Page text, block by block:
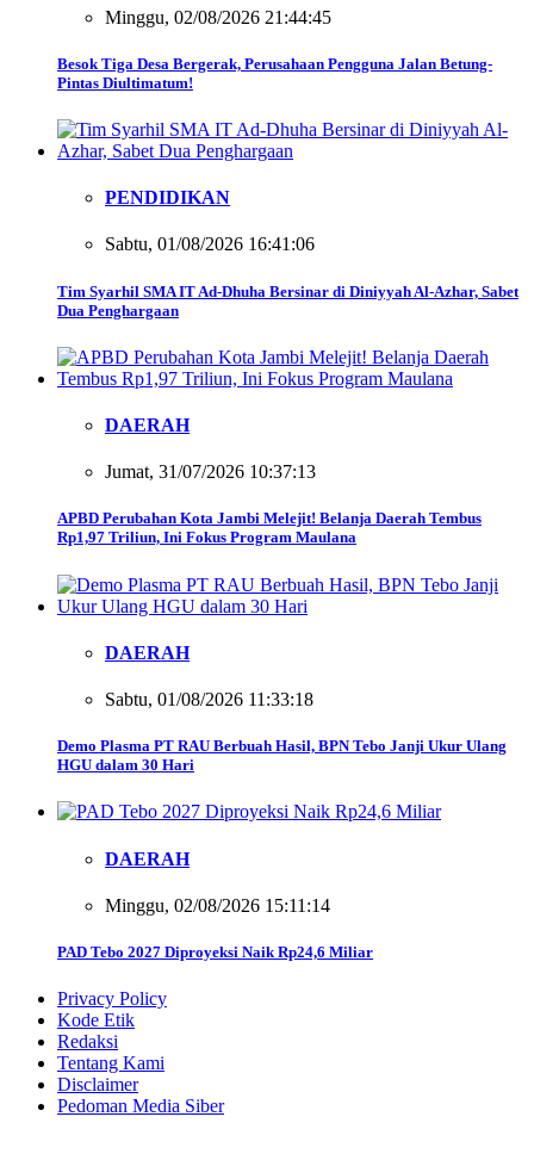
Minggu, 02/08/2026 21:44:45
Besok Tiga Desa Bergerak, Perusahaan Pengguna Jalan Betung-
Pintas Diultimatum!
PENDIDIKAN
Sabtu, 01/08/2026 16:41:06
Tim Syarhil SMA IT Ad-Dhuha Bersinar di Diniyyah Al-Azhar, Sabet
Dua Penghargaan
DAERAH
Jumat, 31/07/2026 10:37:13
APBD Perubahan Kota Jambi Melejit! Belanja Daerah Tembus
Rp1,97 Triliun, Ini Fokus Program Maulana
DAERAH
Sabtu, 01/08/2026 11:33:18
Demo Plasma PT RAU Berbuah Hasil, BPN Tebo Janji Ukur Ulang
HGU dalam 30 Hari
DAERAH
Minggu, 02/08/2026 15:11:14
PAD Tebo 2027 Diproyeksi Naik Rp24,6 Miliar
Privacy Policy
Kode Etik
Redaksi
Tentang Kami
Disclaimer
Pedoman Media Siber